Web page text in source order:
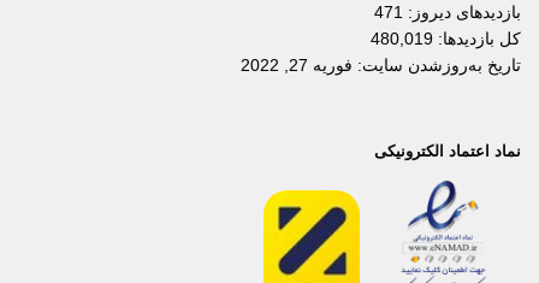
بازدیدهای دیروز: 471
کل بازدیدها: 480,019
تاریخ به‌روزشدن سایت: فوریه 27, 2022
نماد اعتماد الکترونیکی